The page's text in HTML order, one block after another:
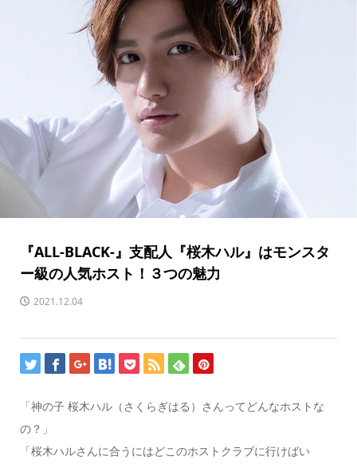
『ALL-BLACK-』支配人『桜木ハル』はモンスタ
ー級の人気ホスト！３つの魅力
2021.12.04
「神の子 桜木ハル（さくらぎはる）さんってどんなホストな
の？」
「桜木ハルさんに合うにはどこのホストクラブに行けばい